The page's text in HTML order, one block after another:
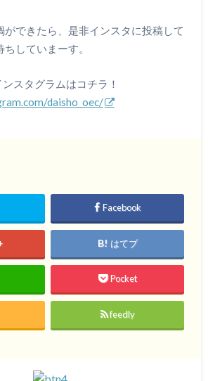
ができたら、是非インスタに投稿して
していまーす。
スタグラムはコチラ！
daisho_oec/
Facebook
はてブ
Pocket
feedly